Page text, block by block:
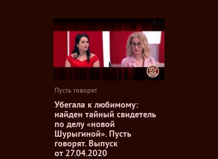
Пусть говорят
Убегала к любимому:
найден тайный свидетель
по делу «новой
Шурыгиной». Пусть
говорят. Выпуск
от 27.04.2020